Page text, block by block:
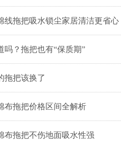
线拖把吸水锁尘家居清洁更省心
吗？拖把也有“保质期”
拖把该换了
布拖把价格区间全解析
布拖把不伤地面吸水性强